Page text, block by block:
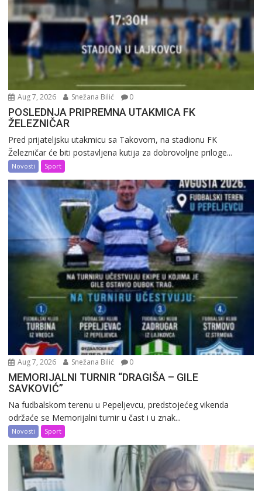
Aug 7, 2026 Snežana Bilić 0
POSLEDNJA PRIPREMNA UTAKMICA FK
ŽELEZNIČAR
Pred prijateljsku utakmicu sa Takovom, na stadionu FK
Železničar će biti postavljena kutija za dobrovoljne priloge...
Novosti Sport
Aug 7, 2026 Snežana Bilić 0
MEMORIJALNI TURNIR “DRAGIŠA – GILE
SAVKOVIĆ”
Na fudbalskom terenu u Pepeljevcu, predstojećeg vikenda
održaće se Memorijalni turnir u čast i u znak...
Novosti Sport